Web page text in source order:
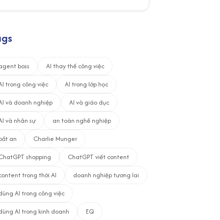
boss
AI thay thế công việc
trong công việc
AI trong lớp học
và doanh nghiệp
AI và giáo dục
và nhân sự
an toàn nghề nghiệp
an
Charlie Munger
shopping
ChatGPT viết content
trong thời AI
doanh nghiệp tương lai
AI trong công việc
AI trong kinh doanh
EQ